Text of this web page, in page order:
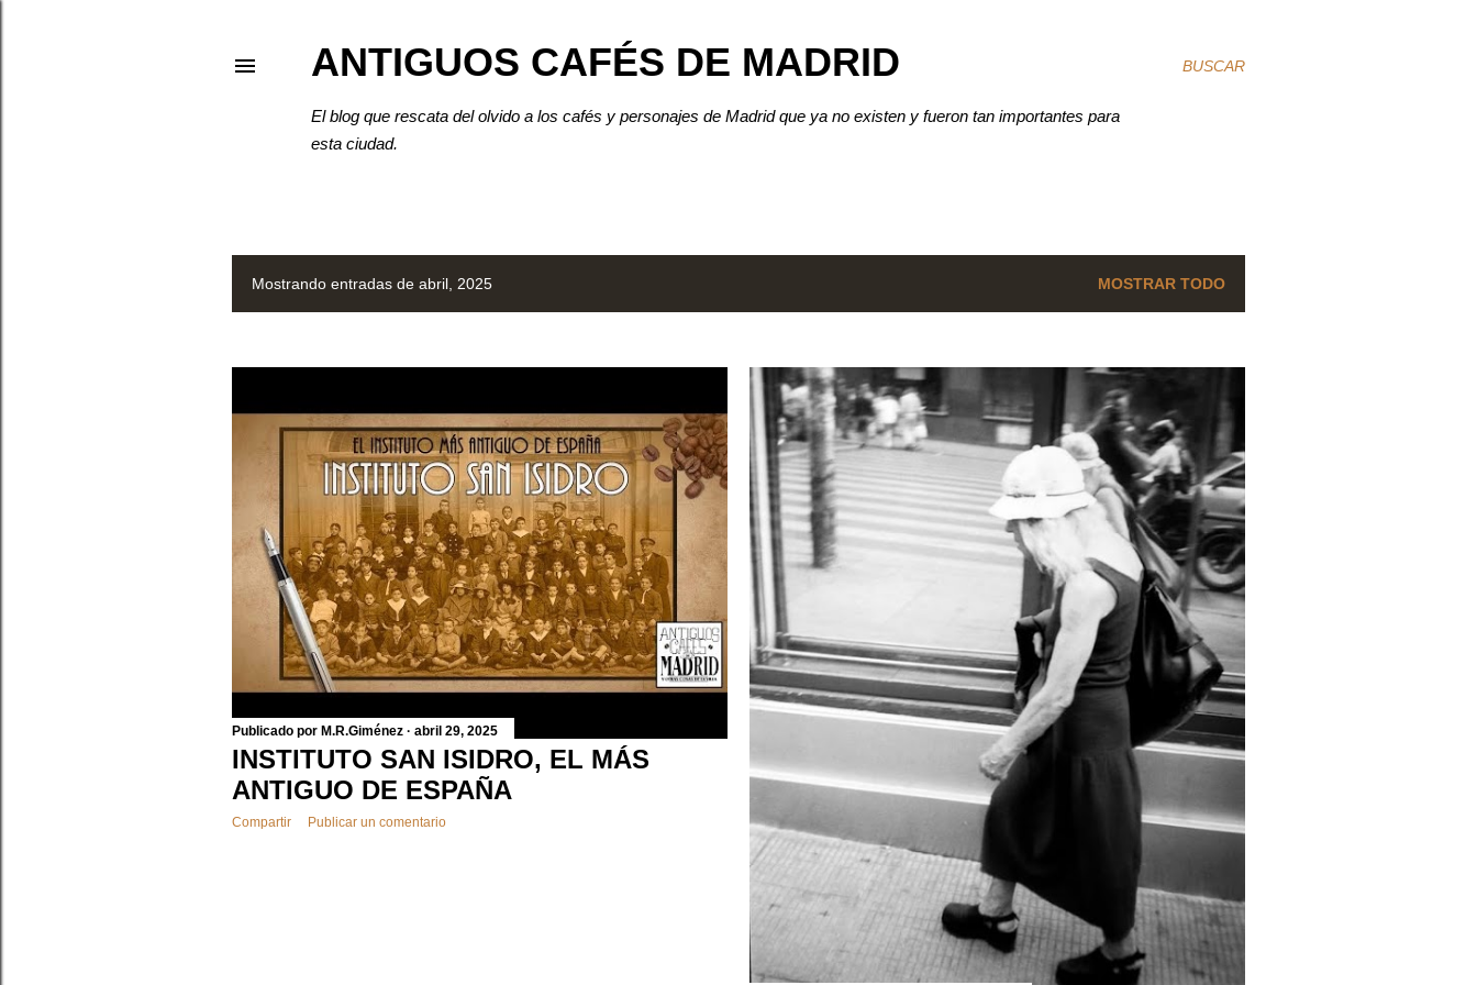
BUSCAR
ANTIGUOS CAFÉS DE MADRID
El blog que rescata del olvido a los cafés y personajes de Madrid que ya no existen y fueron tan importantes para
esta ciudad.
E
t
r
s
Mostrando entradas de abril, 2025 MOSTRAR TODO
Publicado por M.R.Giménez abril 29, 2025
INSTITUTO SAN ISIDRO, EL MÁS
ANTIGUO DE ESPAÑA
Compartir Publicar un comentario